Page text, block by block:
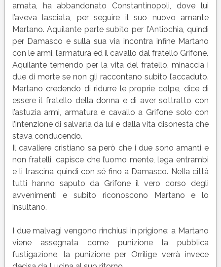
amata, ha abbandonato Constantinopoli, dove lui
l’aveva lasciata, per seguire il suo nuovo amante
Martano. Aquilante parte subito per l’Antiochia, quindi
per Damasco e sulla sua via incontra infine Martano
con le armi, l’armatura ed il cavallo dal fratello Grifone.
Aquilante temendo per la vita del fratello, minaccia i
due di morte se non gli raccontano subito l’accaduto.
Martano credendo di ridurre le proprie colpe, dice di
essere il fratello della donna e di aver sottratto con
l’astuzia armi, armatura e cavallo a Grifone solo con
l’intenzione di salvarla da lui e dalla vita disonesta che
stava conducendo.
Il cavaliere cristiano sa però che i due sono amanti e
non fratelli, capisce che l’uomo mente, lega entrambi
e li trascina quindi con sé fino a Damasco. Nella città
tutti hanno saputo da Grifone il vero corso degli
avvenimenti e subito riconoscono Martano e lo
insultano.
I due malvagi vengono rinchiusi in prigione: a Martano
viene assegnata come punizione la pubblica
fustigazione, la punizione per Orrilige verrà invece